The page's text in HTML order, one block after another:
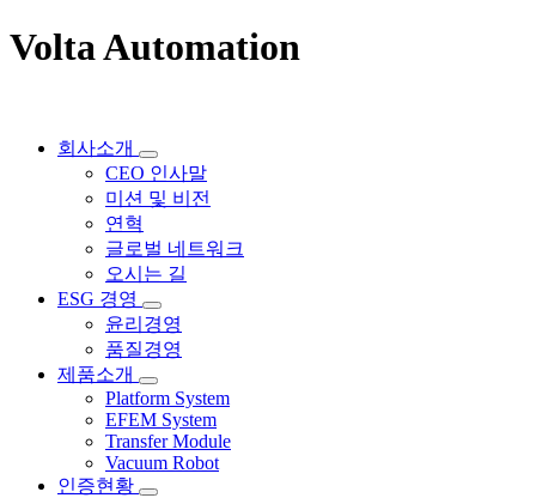
Volta Automation
회사소개
CEO 인사말
미션 및 비전
연혁
글로벌 네트워크
오시는 길
ESG 경영
윤리경영
품질경영
제품소개
Platform System
EFEM System
Transfer Module
Vacuum Robot
인증현황